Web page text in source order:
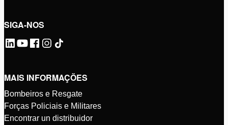
SIGA-NOS
MAIS INFORMAÇÕES
Bombeiros e Resgate
Forças Policiais e Militares
Encontrar un distribuidor